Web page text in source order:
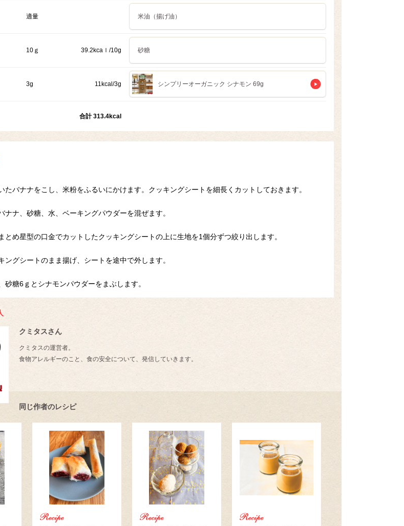
適量 米油（揚げ油）
10ｇ 39.2kcaｌ/10g 砂糖
3g 11kcal/3g シンプリーオーガニック シナモン 69g
合計 313.4kcal
たバナナをこし、米粉をふるいにかけます。クッキングシートを細長くカットしておきます。
ナナ、砂糖、水、ベーキングパウダーを混ぜます。
とめ星型の口金でカットしたクッキングシートの上に生地を1個分ずつ絞り出します。
ングシートのまま揚げ、シートを途中で外します。
砂糖6ｇとシナモンパウダーをまぶします。
クミタスさん
クミタスの運営者。
食物アレルギーのこと、食の安全について、発信していきます。
同じ作者のレシピ